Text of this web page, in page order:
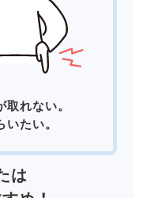
取れない。
たい。
は